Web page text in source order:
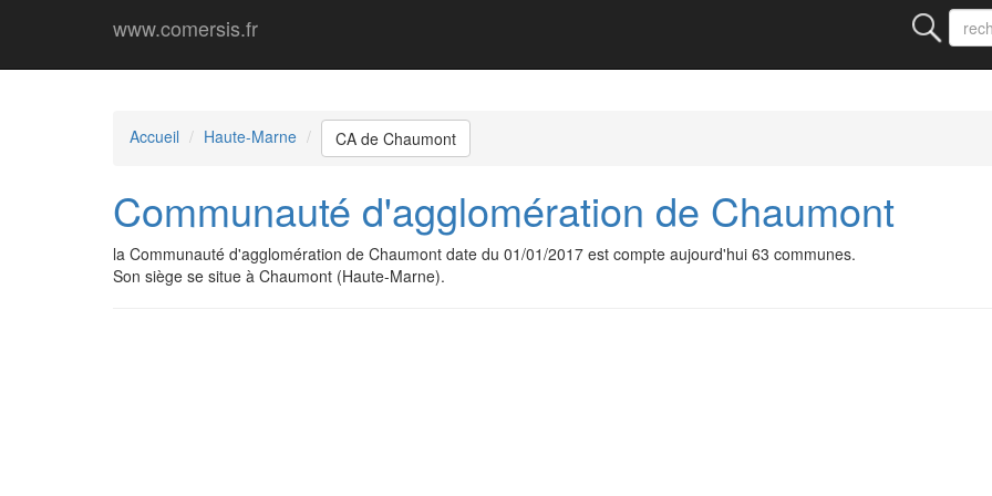
www.comersis.fr
Accueil Haute-Marne CA de Chaumont
Communauté d'agglomération de Chaumont
la Communauté d'agglomération de Chaumont date du 01/01/2017 est compte aujourd'hui 63 communes.
Son siège se situe à Chaumont (Haute-Marne).